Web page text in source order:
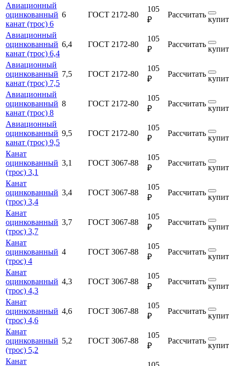
Авиационный
оцинкованный
канат (трос) 6
6 ГОСТ 2172-80
105
₽
Рассчитать
Авиационный
оцинкованный
канат (трос) 6,4
6,4 ГОСТ 2172-80
105
₽
Рассчитать
Авиационный
оцинкованный
канат (трос) 7,5
7,5 ГОСТ 2172-80
105
₽
Рассчитать
Авиационный
оцинкованный
канат (трос) 8
8 ГОСТ 2172-80
105
₽
Рассчитать
Авиационный
оцинкованный
канат (трос) 9,5
9,5 ГОСТ 2172-80
105
₽
Рассчитать
Канат
оцинкованный
(трос) 3,1
3,1 ГОСТ 3067-88
105
₽
Рассчитать
Канат
оцинкованный
(трос) 3,4
3,4 ГОСТ 3067-88
105
₽
Рассчитать
Канат
оцинкованный
(трос) 3,7
3,7 ГОСТ 3067-88
105
₽
Рассчитать
Канат
оцинкованный
(трос) 4
4 ГОСТ 3067-88
105
₽
Рассчитать
Канат
оцинкованный
(трос) 4,3
4,3 ГОСТ 3067-88
105
₽
Рассчитать
Канат
оцинкованный
(трос) 4,6
4,6 ГОСТ 3067-88
105
₽
Рассчитать
Канат
оцинкованный
(трос) 5,2
5,2 ГОСТ 3067-88
105
₽
Рассчитать
Канат